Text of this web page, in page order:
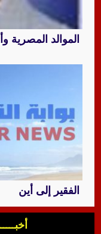
الموالد المصرية
الفقير إلى أين